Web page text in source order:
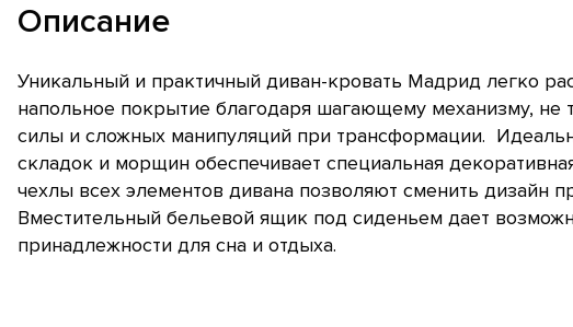
Описание
Уникальный и практичный диван-кровать Мадрид легко
напольное покрытие благодаря шагающему механизму, не
силы и сложных манипуляций при трансформации.
складок и морщин обеспечивает специальная
чехлы всех элементов дивана позволяют сменить дизайн
Вместительный бельевой ящик под сиденьем дает
принадлежности для сна и отдыха.